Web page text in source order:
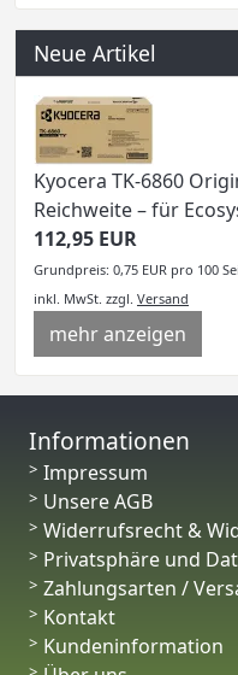
Neue Artikel
Kyocera TK-6860
Reichweite – für
112,95 EUR
Grundpreis: 0,75 EUR pro 100
inkl. MwSt. zzgl. Versand
mehr anzeigen
Informationen
Impressum
Unsere AGB
Widerrufsrecht &
Privatsphäre und
Zahlungsarten /
Kontakt
Kundeninformation